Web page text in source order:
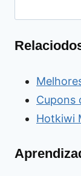
Cupons
Hotkiwi